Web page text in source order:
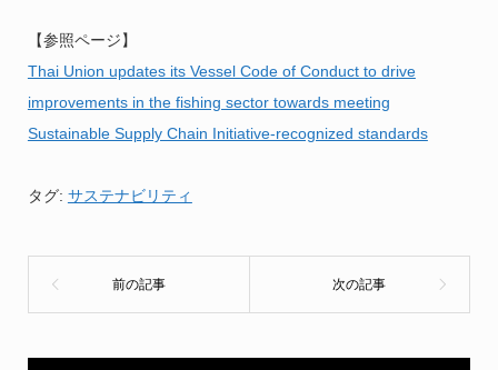
【参照ページ】
Thai Union updates its Vessel Code of Conduct to drive
improvements in the fishing sector towards meeting
Sustainable Supply Chain Initiative-recognized standards
タグ: サステナビリティ